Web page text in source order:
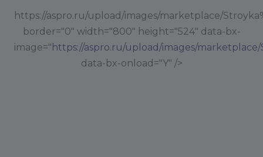
https://aspro.ru/upload/images/marketplace/
border="0" width="800" height="524" data-bx-
image=" https://aspro.ru/upload/images/
data-bx-onload="Y" />